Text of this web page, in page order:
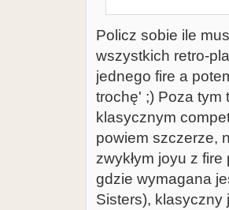
Policz sobie ile
wszystkich retro-
jednego fire a
trochę' ;) Poza tym
klasycznym
powiem szczerze,
zwykłym joyu z
gdzie wymagana
Sisters), klasyczny